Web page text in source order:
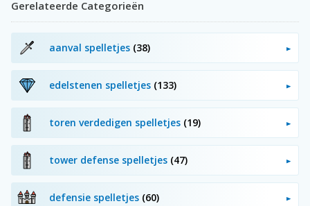
Gerelateerde Categorieën
aanval spelletjes (38)
edelstenen spelletjes (133)
toren verdedigen spelletjes (19)
tower defense spelletjes (47)
defensie spelletjes (60)